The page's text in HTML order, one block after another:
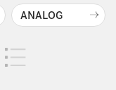
ANALOG